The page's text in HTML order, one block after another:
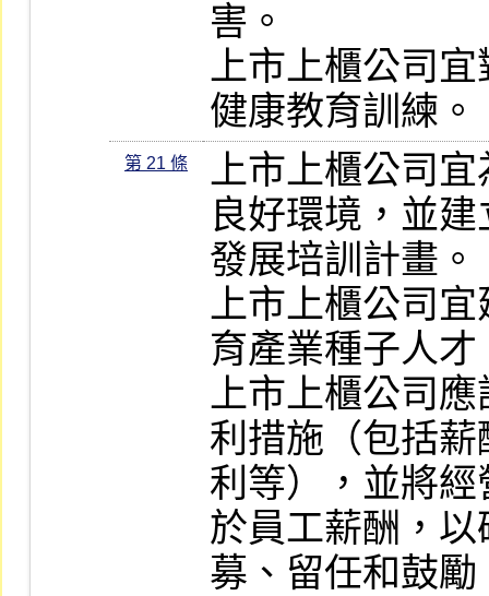
害。
上市上櫃公司
健康教育訓練。
第 21 條
上市上櫃公司
良好環境，並
發展培訓計畫。
上市上櫃公司
育產業種子人才
上市上櫃公司
利措施（包括
利等），並將
於員工薪酬，
募、留任和鼓